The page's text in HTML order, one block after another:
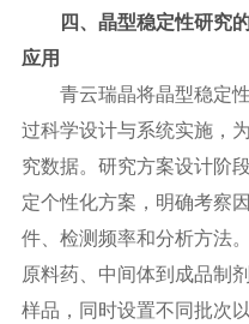
四、晶型稳定性研究
应用
青云瑞晶将晶型稳定
过科学设计与系统实施，
究数据。研究方案设计阶
定个性化方案，明确考察
件、检测频率和分析方法。
原料药、中间体到成品制
样品，同时设置不同批次